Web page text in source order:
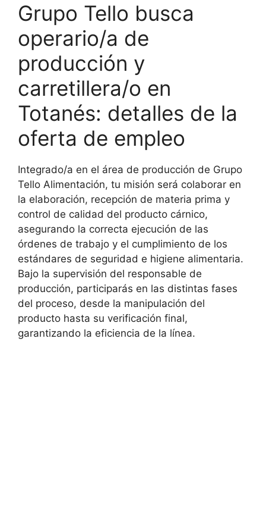
Grupo Tello busca
operario/a de
producción y
carretillera/o en
Totanés: detalles de la
oferta de empleo
Integrado/a en el área de producción de Grupo
Tello Alimentación, tu misión será colaborar en
la elaboración, recepción de materia prima y
control de calidad del producto cárnico,
asegurando la correcta ejecución de las
órdenes de trabajo y el cumplimiento de los
estándares de seguridad e higiene alimentaria.
Bajo la supervisión del responsable de
producción, participarás en las distintas fases
del proceso, desde la manipulación del
producto hasta su verificación final,
garantizando la eficiencia de la línea.